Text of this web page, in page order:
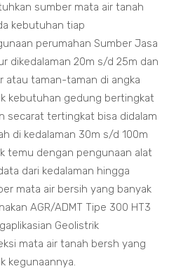
sumber mata air tanah
kebutuhan tiap
perumahan Sumber Jasa
dikedalaman 20m s/d 25m dan
atau taman-taman di angka
kebutuhan gedung bertingkat
secarat tertingkat bisa didalam
di kedalaman 30m s/d 100m
temu dengan pengunaan alat
dari kedalaman hingga
mata air bersih yang banyak
AGR/ADMT Tipe 300 HT3
Geolistrik
mata air tanah bersh yang
kegunaannya.